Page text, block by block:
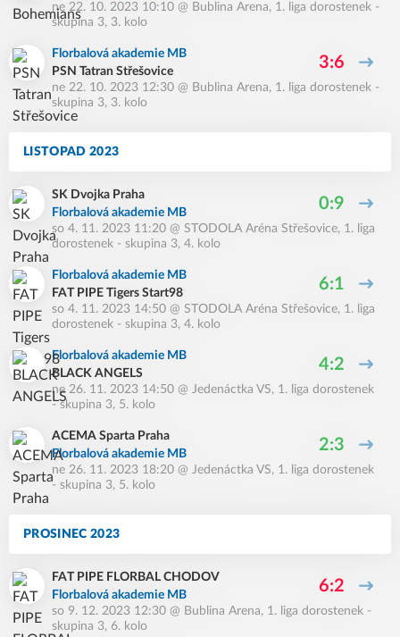
ne 22. 10. 2023 10:10 @ Bublina Arena, 1. liga dorostenek -
skupina 3, 3. kolo
Florbalová akademie MB
PSN Tatran Střešovice
3:6
ne 22. 10. 2023 12:30 @ Bublina Arena, 1. liga dorostenek -
skupina 3, 3. kolo
LISTOPAD 2023
SK Dvojka Praha
Florbalová akademie MB
0:9
so 4. 11. 2023 11:20 @ STODOLA Aréna Střešovice, 1. liga
dorostenek - skupina 3, 4. kolo
Florbalová akademie MB
FAT PIPE Tigers Start98
6:1
so 4. 11. 2023 14:50 @ STODOLA Aréna Střešovice, 1. liga
dorostenek - skupina 3, 4. kolo
Florbalová akademie MB
BLACK ANGELS
4:2
ne 26. 11. 2023 14:50 @ Jedenáctka VS, 1. liga dorostenek
- skupina 3, 5. kolo
ACEMA Sparta Praha
Florbalová akademie MB
2:3
ne 26. 11. 2023 18:20 @ Jedenáctka VS, 1. liga dorostenek
- skupina 3, 5. kolo
PROSINEC 2023
FAT PIPE FLORBAL CHODOV
Florbalová akademie MB
6:2
so 9. 12. 2023 12:30 @ Bublina Arena, 1. liga dorostenek -
skupina 3, 6. kolo